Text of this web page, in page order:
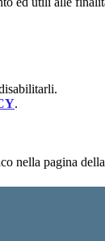
.
nella pagina